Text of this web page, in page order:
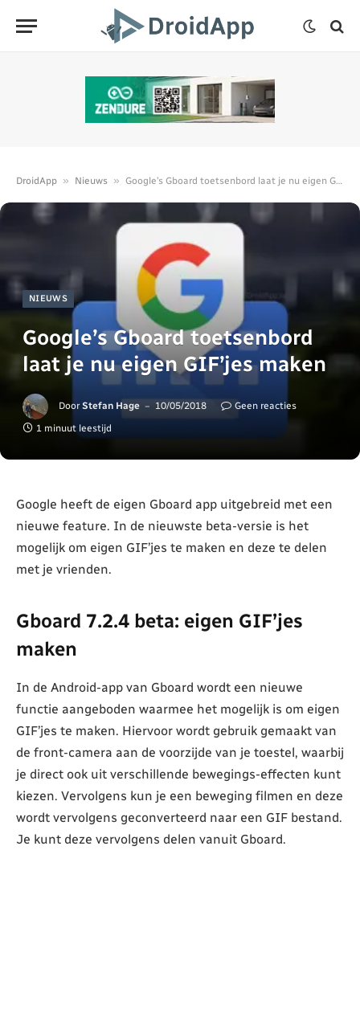
DroidApp » Nieuws » Google’s Gboard toetsenbord laat je nu eigen GIF’jes maken
NIEUWS
Google’s Gboard toetsenbord
laat je nu eigen GIF’jes maken
Door Stefan Hage 10/05/2018
Geen reacties
1 minuut leestijd
Google heeft de eigen Gboard app uitgebreid met een
nieuwe feature. In de nieuwste beta-versie is het
mogelijk om eigen GIF’jes te maken en deze te delen
met je vrienden.
Gboard 7.2.4 beta: eigen GIF’jes
maken
In de Android-app van Gboard wordt een nieuwe
functie aangeboden waarmee het mogelijk is om eigen
GIF’jes te maken. Hiervoor wordt gebruik gemaakt van
de front-camera aan de voorzijde van je toestel, waarbij
je direct ook uit verschillende bewegings-effecten kunt
kiezen. Vervolgens kun je een beweging filmen en deze
wordt vervolgens geconverteerd naar een GIF bestand.
Je kunt deze vervolgens delen vanuit Gboard.